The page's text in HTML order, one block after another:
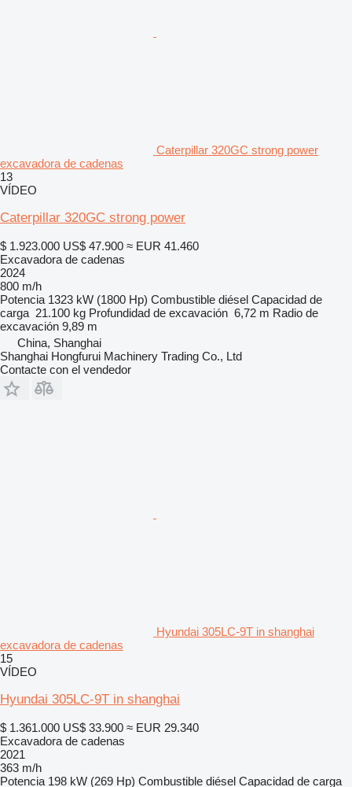
Caterpillar 320GC strong power
excavadora de cadenas
13
VÍDEO
Caterpillar 320GC strong power
$ 1.923.000 US$ 47.900 ≈ EUR 41.460
Excavadora de cadenas
2024
800 m/h
Potencia 1323 kW (1800 Hp) Combustible diésel Capacidad de
carga 21.100 kg Profundidad de excavación 6,72 m Radio de
excavación 9,89 m
China, Shanghai
Shanghai Hongfurui Machinery Trading Co., Ltd
Contacte con el vendedor
Hyundai 305LC-9T in shanghai
excavadora de cadenas
15
VÍDEO
Hyundai 305LC-9T in shanghai
$ 1.361.000 US$ 33.900 ≈ EUR 29.340
Excavadora de cadenas
2021
363 m/h
Potencia 198 kW (269 Hp) Combustible diésel Capacidad de carga